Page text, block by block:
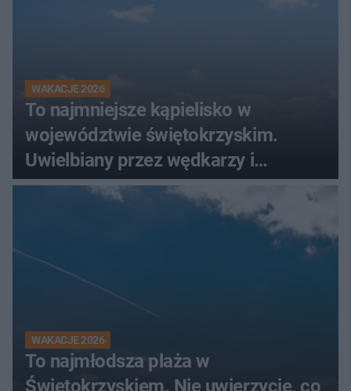
WAKACJE 2026
To najmniejsze kąpielisko w
województwie świętokrzyskim.
Uwielbiany przez wędkarzy i
turystów
WAKACJE 2026
To najmłodsza plaża w
Świętokrzyskiem. Nie uwierzycie, co